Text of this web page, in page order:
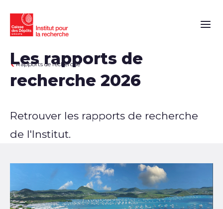
Rapports de recherche
Les rapports de
recherche 2026
Retrouver les rapports de recherche
de l'Institut.